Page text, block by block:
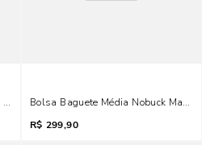
Bege Areia
Bolsa Baguete Média Nobuck
R$ 299,90